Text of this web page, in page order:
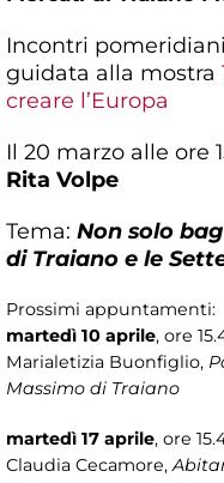
Incontri
guidata alla mostra
creare l’Europa
Il 20 marzo alle ore
Rita Volpe
Tema: Non solo
di Traiano e le
Prossimi appuntamenti:
martedì 10 aprile, ore
Marialetizia Buonfiglio,
Massimo di Traiano
martedì 17 aprile, ore
Claudia Cecamore,